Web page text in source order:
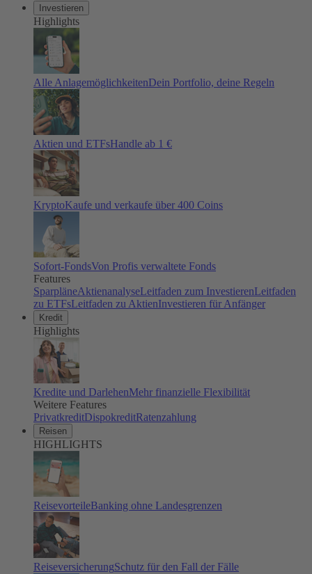
Investieren
Highlights
Alle AnlagemöglichkeitenDein Portfolio, deine Regeln
Aktien und ETFsHandle ab 1 €
KryptoKaufe und verkaufe über 400 Coins
Sofort-FondsVon Profis verwaltete Fonds
Features
SparpläneAktienanalyseLeitfaden zum InvestierenLeitfaden
zu ETFsLeitfaden zu AktienInvestieren für Anfänger
Kredit
Highlights
Kredite und DarlehenMehr finanzielle Flexibilität
Weitere Features
PrivatkreditDispokreditRatenzahlung
Reisen
HIGHLIGHTS
ReisevorteileBanking ohne Landesgrenzen
ReiseversicherungSchutz für den Fall der Fälle